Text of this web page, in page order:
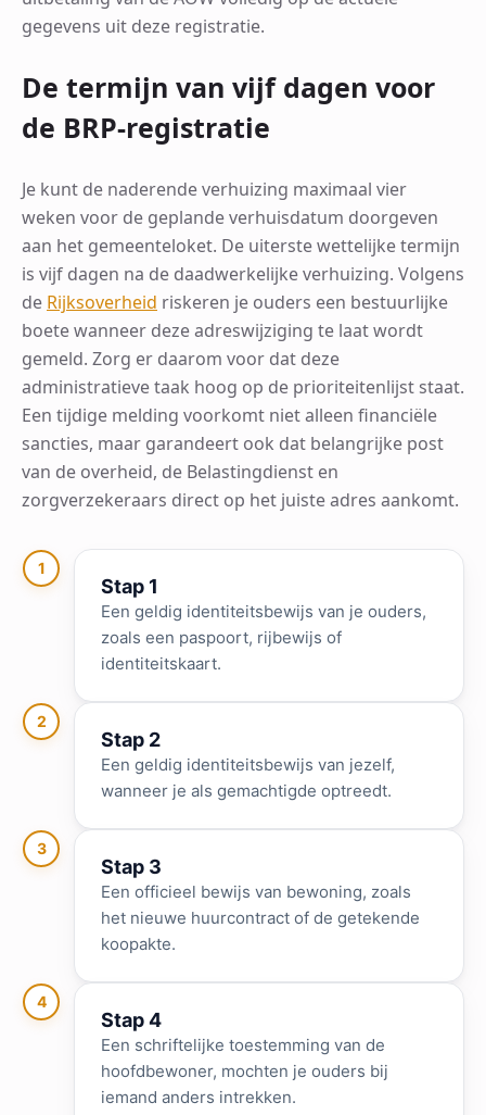
gegevens uit deze registratie.
De termijn van vijf dagen voor
de BRP-registratie
Je kunt de naderende verhuizing maximaal vier
weken voor de geplande verhuisdatum doorgeven
aan het gemeenteloket. De uiterste wettelijke termijn
is vijf dagen na de daadwerkelijke verhuizing. Volgens
de Rijksoverheid riskeren je ouders een bestuurlijke
boete wanneer deze adreswijziging te laat wordt
gemeld. Zorg er daarom voor dat deze
administratieve taak hoog op de prioriteitenlijst staat.
Een tijdige melding voorkomt niet alleen financiële
sancties, maar garandeert ook dat belangrijke post
van de overheid, de Belastingdienst en
zorgverzekeraars direct op het juiste adres aankomt.
1
Stap 1
Een geldig identiteitsbewijs van je ouders,
zoals een paspoort, rijbewijs of
identiteitskaart.
2
Stap 2
Een geldig identiteitsbewijs van jezelf,
wanneer je als gemachtigde optreedt.
3
Stap 3
Een officieel bewijs van bewoning, zoals
het nieuwe huurcontract of de getekende
koopakte.
4
Stap 4
Een schriftelijke toestemming van de
hoofdbewoner, mochten je ouders bij
iemand anders intrekken.